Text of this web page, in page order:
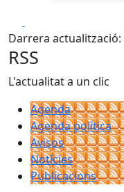
Darrera actualització:
RSS
L'actualitat a un clic
Agenda
Agenda política
Avisos
Notícies
Publicacions